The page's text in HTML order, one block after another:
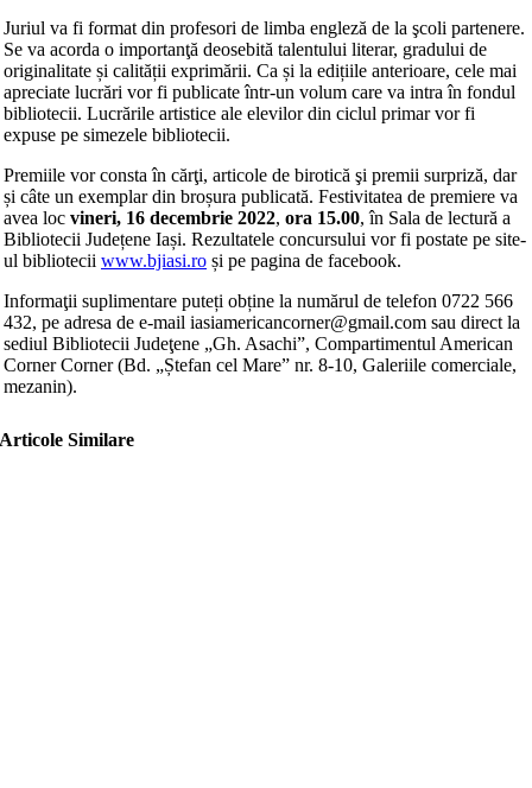
Juriul va fi format din profesori de limba engleză de la şcoli partenere.
Se va acorda o importanţă deosebită talentului literar, gradului de
originalitate și calității exprimării. Ca și la edițiile anterioare, cele mai
apreciate lucrări vor fi publicate într-un volum care va intra în fondul
bibliotecii. Lucrările artistice ale elevilor din ciclul primar vor fi
expuse pe simezele bibliotecii.
Premiile vor consta în cărţi, articole de birotică şi premii surpriză, dar
și câte un exemplar din broșura publicată. Festivitatea de premiere va
avea loc vineri, 16 decembrie 2022, ora 15.00, în Sala de lectură a
Bibliotecii Județene Iași. Rezultatele concursului vor fi postate pe site-
ul bibliotecii www.bjiasi.ro și pe pagina de facebook.
Informaţii suplimentare puteți obține la numărul de telefon 0722 566
432, pe adresa de e-mail iasiamericancorner@gmail.com sau direct la
sediul Bibliotecii Judeţene „Gh. Asachi”, Compartimentul American
Corner Corner (Bd. „Ștefan cel Mare” nr. 8-10, Galeriile comerciale,
mezanin).
Articole Similare